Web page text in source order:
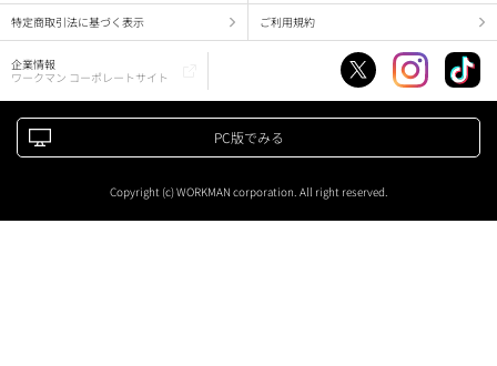
特定商取引法に基づく表示 ご利用規約
企業情報
ワークマン コーポレートサイト
PC版でみる
Copyright (c) WORKMAN corporation. All right reserved.